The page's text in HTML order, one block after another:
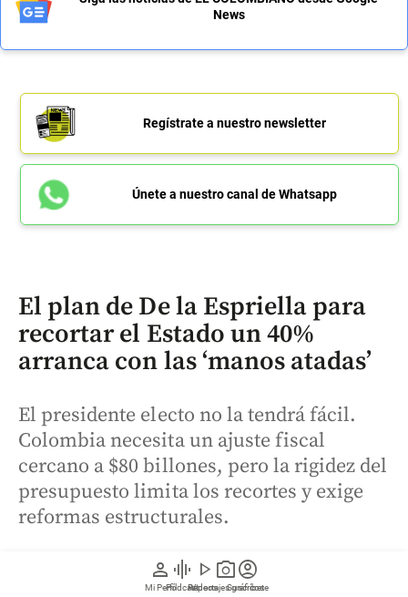
person
Mi Perfil
graphic_eq
Pódcast
play_arrow
Videos
photo_camera
Reportajes gráficos
account_circle
Suscríbete
News
Regístrate a nuestro newsletter
Únete a nuestro canal de Whatsapp
El plan de De la Espriella para
recortar el Estado un 40%
arranca con las ‘manos atadas’
El presidente electo no la tendrá fácil.
Colombia necesita un ajuste fiscal
cercano a $80 billones, pero la rigidez del
presupuesto limita los recortes y exige
reformas estructurales.